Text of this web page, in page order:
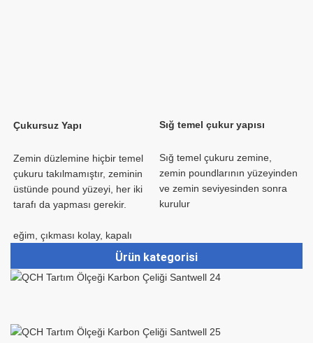
Zemin düzlemine hiçbir temel
çukuru takılmamıştır, zeminin
üstünde pound yüzeyi, her iki
Sığ temel çukuru zemine,
zemin poundlarının yüzeyinden
ve zemin seviyesinden sonra
Ürün kategorisi